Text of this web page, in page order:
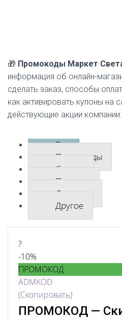
🎁 Промокоды Маркет
информация об онлайн-
сделать заказ, способы
как активировать купоны на
действующие акции компании.
Все
Промокоды
Скидки
Подарки
Доставка
Другое
?
-10%
ПРОМОКОД
ADMKOD
(Скопировать)
ПРОМОКОД —